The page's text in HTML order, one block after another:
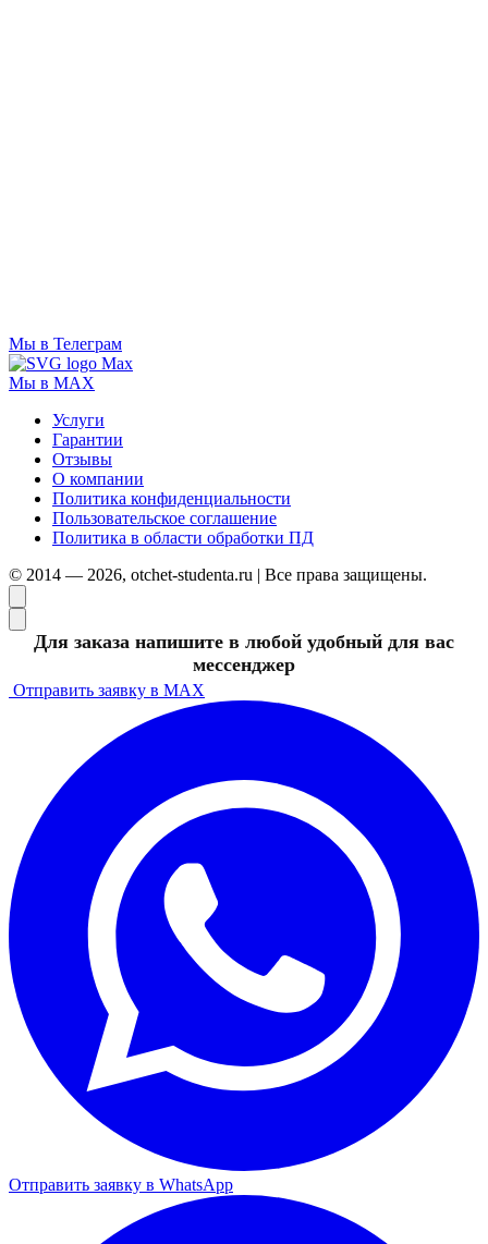
Мы в Телеграм
Мы в MAX
Услуги
Гарантии
Отзывы
О компании
Политика конфиденциальности
Пользовательское соглашение
Политика в области обработки ПД
© 2014 — 2026, otchet-studenta.ru | Все права защищены.
Для заказа напишите в любой удобный для вас
мессенджер
Отправить заявку в MAX
Отправить заявку в WhatsApp